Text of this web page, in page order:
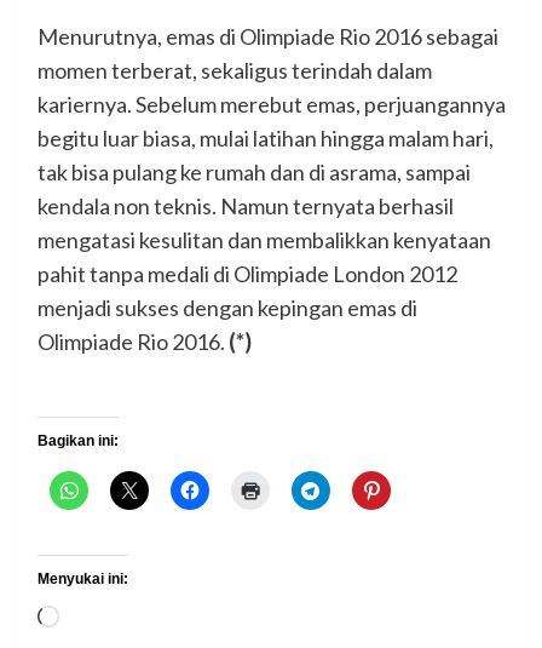
Menurutnya, emas di Olimpiade Rio 2016 sebagai
momen terberat, sekaligus terindah dalam
kariernya. Sebelum merebut emas, perjuangannya
begitu luar biasa, mulai latihan hingga malam hari,
tak bisa pulang ke rumah dan di asrama, sampai
kendala non teknis. Namun ternyata berhasil
mengatasi kesulitan dan membalikkan kenyataan
pahit tanpa medali di Olimpiade London 2012
menjadi sukses dengan kepingan emas di
Olimpiade Rio 2016. (*)
Bagikan ini:
Menyukai ini:
Memuat...